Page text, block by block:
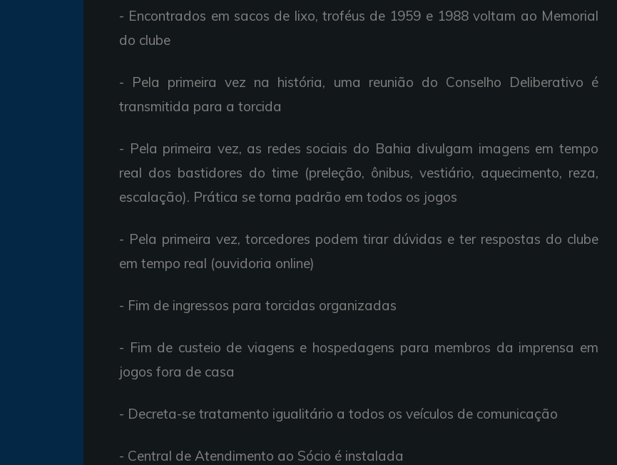
- Encontrados em sacos de lixo, troféus de 1959 e 1988 voltam ao Memorial
do clube
- Pela primeira vez na história, uma reunião do Conselho Deliberativo é
transmitida para a torcida
- Pela primeira vez, as redes sociais do Bahia divulgam imagens em tempo
real dos bastidores do time (preleção, ônibus, vestiário, aquecimento, reza,
escalação). Prática se torna padrão em todos os jogos
- Pela primeira vez, torcedores podem tirar dúvidas e ter respostas do clube
em tempo real (ouvidoria online)
- Fim de ingressos para torcidas organizadas
- Fim de custeio de viagens e hospedagens para membros da imprensa em
jogos fora de casa
- Decreta-se tratamento igualitário a todos os veículos de comunicação
- Central de Atendimento ao Sócio é instalada